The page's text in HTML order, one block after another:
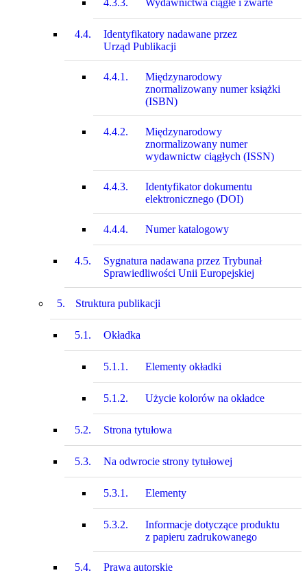
4.4.
Identyfikatory nadawane przez
Urząd Publikacji
4.4.1.
Międzynarodowy
znormalizowany numer książki
(ISBN)
4.4.2.
Międzynarodowy
znormalizowany numer
wydawnictw ciągłych (ISSN)
4.4.3.
Identyfikator dokumentu
elektronicznego (DOI)
4.4.4. Numer katalogowy
4.5.
Sygnatura nadawana przez Trybunał
Sprawiedliwości Unii Europejskiej
5. Struktura publikacji
5.1. Okładka
5.1.1. Elementy okładki
5.1.2. Użycie kolorów na okładce
5.2. Strona tytułowa
5.3. Na odwrocie strony tytułowej
5.3.1. Elementy
5.3.2.
Informacje dotyczące produktu
z papieru zadrukowanego
5.4. Prawa autorskie